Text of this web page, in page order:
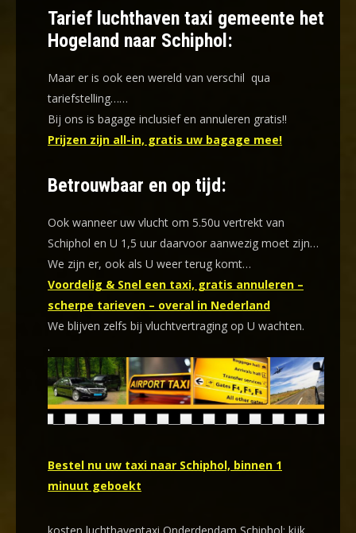
Tarief luchthaven taxi gemeente het
Hogeland naar Schiphol:
Maar er is ook een wereld van verschil qua
tariefstelling……
Bij ons is bagage inclusief en annuleren gratis!!
Prijzen zijn all-in, gratis uw bagage mee!
Betrouwbaar en op tijd:
Ook wanneer uw vlucht om 5.50u vertrekt van
Schiphol en U 1,5 uur daarvoor aanwezig moet zijn…
We zijn er, ook als U weer terug komt…
Voordelig & Snel een taxi, gratis annuleren –
scherpe tarieven – overal in Nederland
We blijven zelfs bij vluchtvertraging op U wachten.
.
Bestel nu uw taxi naar Schiphol, binnen 1
minuut geboekt